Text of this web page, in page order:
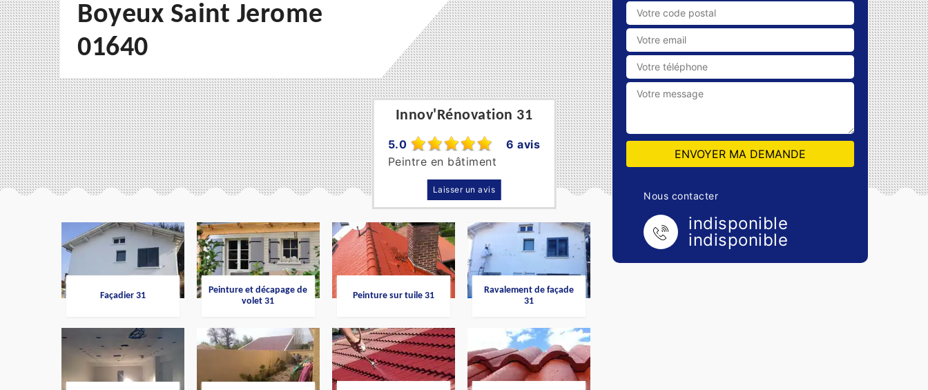
Innov'Rénovation 31
5.0
6 avis
Peintre en bâtiment
Laisser un avis
Boyeux Saint Jerome
01640
Façadier 31
Peinture et décapage de
volet 31
Peinture sur tuile 31
Ravalement de façade
31
Nous contacter
indisponible
indisponible